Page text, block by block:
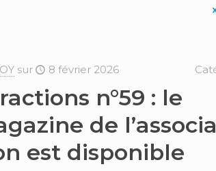
sur 8 février 2026
n°59 : le
de
est disponible